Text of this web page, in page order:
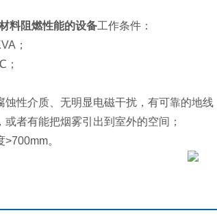
料阻燃性能的设备工作条件：
；
蚀性介质、无明显电磁干扰，有可靠的地线
或者有能把烟雾引出到室外的空间；
。